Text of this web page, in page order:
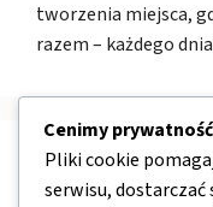
tworzenia miejsca,
razem – każdego
Nawigacja
Cenimy
Pliki cookie
serwisu,